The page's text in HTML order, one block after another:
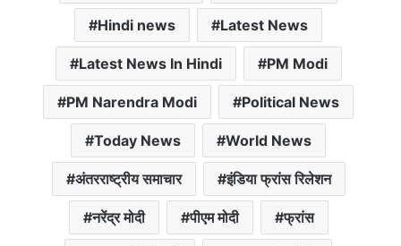
Hindi news Latest News
Latest News In Hindi PM Modi
PM Narendra Modi Political News
Today News World News
अंतरराष्ट्रीय समाचार इंडिया फ्रांस रिलेशन
नरेंद्र मोदी पीएम मोदी फ्रांस